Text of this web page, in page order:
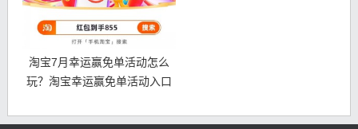
淘宝7月幸运赢免单活动怎么
玩？淘宝幸运赢免单活动入口